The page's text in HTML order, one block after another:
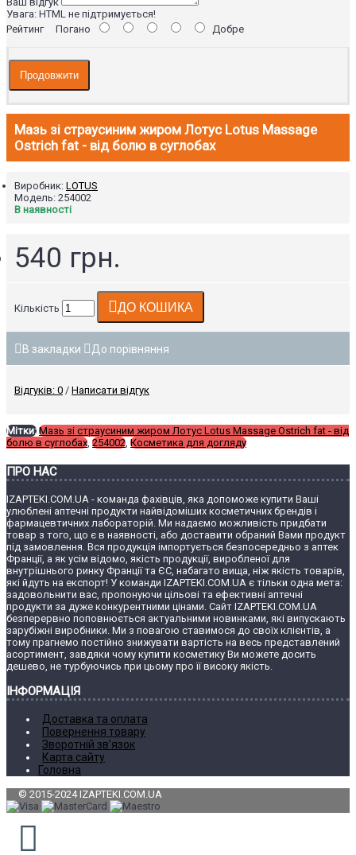
Увага: HTML не підтримується!
РейтингПогано Добре
Продовжити
Мазь зі страусиним жиром Лотус Lotus Massage
Ostrich fat - від болю в суглобах
Виробник: LOTUS
Модель: 254002
В наявності
540 грн.
Кількість ДО КОШИКА
В закладки До порівняння
Відгуків: 0 / Написати відгук
Мітки: Мазь зі страусиним жиром Лотус Lotus Massage Ostrich fat - від
болю в суглобах 254002 Косметика для догляду
ПРО НАС
IZAPTEKI.COM.UA - команда фахівців, яка допоможе купити Ваші
улюблені аптечні продукти найвідоміших косметичних брендів і
фармацевтичних лабораторій. Ми надаємо можливість придбати
товар з того, що є в наявності, або доставити обраний Вами продукт
під замовлення. Вся продукція імпортується безпосередньо з аптек
Франції, а як усім відомо, якість продукції, виробленої для
внутрішнього ринку Франції та ЄС, набагато вища, ніж якість товарів,
які йдуть на експорт! У команди IZAPTEKI.COM.UA є тільки одна мета:
задовольнити вас, пропонуючи цільові та ефективні аптечні
продукти за дуже конкурентними цінами. Сайт IZAPTEKI.COM.UA
безперервно поповнюється актуальними новинками, які випускають
зарубіжні виробники. Ми з повагою ставимося до своїх клієнтів, а
тому прагнемо постійно знижувати вартість на весь представлений
асортимент, завдяки чому купити косметику Ви можете досить
дешево, не турбуючись при цьому про її високу якість.
ІНФОРМАЦІЯ
Доставка та оплата
Повернення товару
Зворотній зв’язок
Карта сайту
Головна
© 2015-2024 IZAPTEKI.COM.UA